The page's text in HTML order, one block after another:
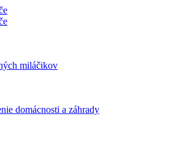
miláčikov
domácnosti a záhrady